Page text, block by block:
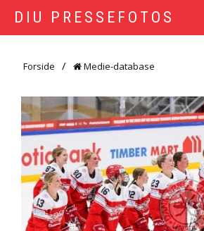
DIU PRESSEFOTOS
Forside Medie-database